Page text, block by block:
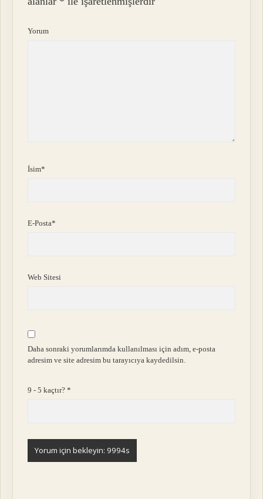
Yorum
İsim*
E-Posta*
Web Sitesi
Daha sonraki yorumlarımda kullanılması için adım, e-posta
adresim ve site adresim bu tarayıcıya kaydedilsin.
9 - 5 kaçtır?*